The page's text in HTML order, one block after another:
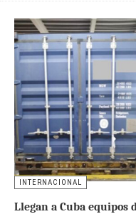
INTERNACIONAL
Llegan a Cuba equipos